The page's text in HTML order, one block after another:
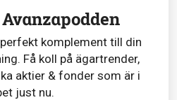
komplement till din
Få koll på ägartrender,
aktier & fonder som är i
just nu.